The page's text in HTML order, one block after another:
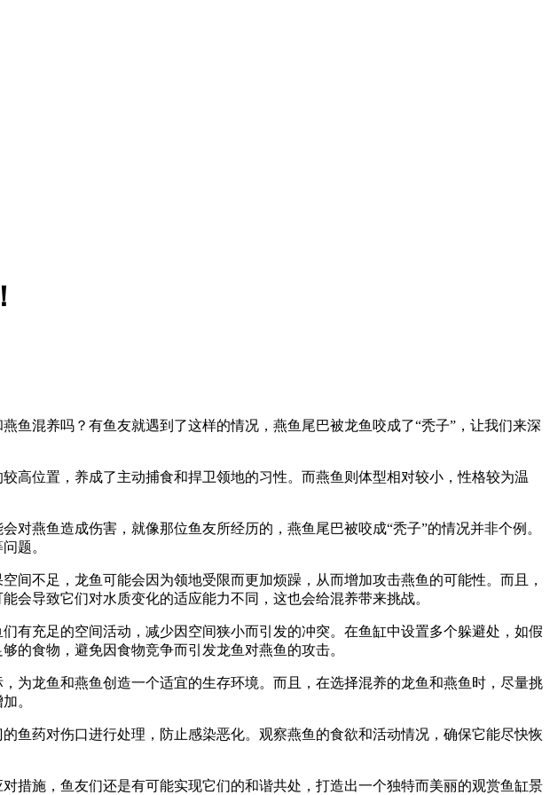
鱼混养吗？有鱼友就遇到了这样的情况，燕鱼尾巴被龙鱼咬成了“秃子”，让我们来深
高位置，养成了主动捕食和捍卫领地的习性。而燕鱼则体型相对较小，性格较为温
燕鱼造成伤害，就像那位鱼友所经历的，燕鱼尾巴被咬成“秃子”的情况并非个例。
题。
不足，龙鱼可能会因为领地受限而更加烦躁，从而增加攻击燕鱼的可能性。而且，
会导致它们对水质变化的适应能力不同，这也会给混养带来挑战。
有充足的空间活动，减少因空间狭小而引发的冲突。在鱼缸中设置多个躲避处，如假
的食物，避免因食物竞争而引发龙鱼对燕鱼的攻击。
为龙鱼和燕鱼创造一个适宜的生存环境。而且，在选择混养的龙鱼和燕鱼时，尽量挑
。
鱼药对伤口进行处理，防止感染恶化。观察燕鱼的食欲和活动情况，确保它能尽快恢
措施，鱼友们还是有可能实现它们的和谐共处，打造出一个独特而美丽的观赏鱼缸景